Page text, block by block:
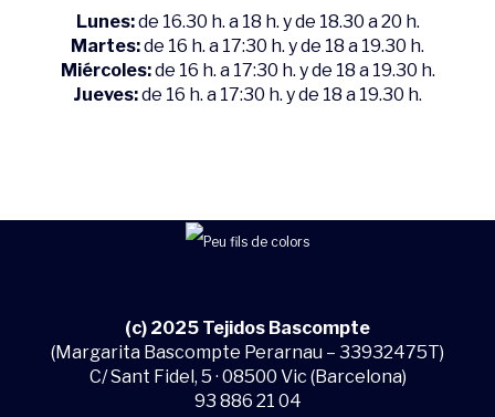
Lunes:de 16.30 h. a 18 h. y de 18.30 a 20 h.
Martes:de 16 h. a 17:30 h. y de 18 a 19.30 h.
Miércoles:de 16 h. a 17:30 h. y de 18 a 19.30 h.
Jueves:de 16 h. a 17:30 h. y de 18 a 19.30 h.
(c) 2025 Tejidos Bascompte
(Margarita Bascompte Perarnau – 33932475T)
C/ Sant Fidel, 5 · 08500 Vic (Barcelona)
93 886 21 04